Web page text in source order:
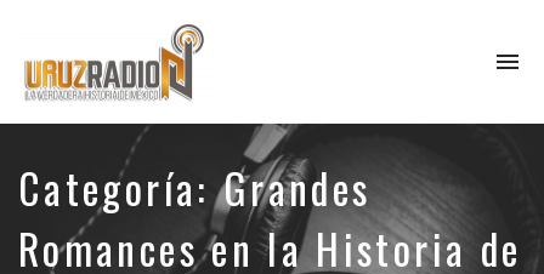
de
narrada
por
Categoría:Grandes
Romances en la Historia de